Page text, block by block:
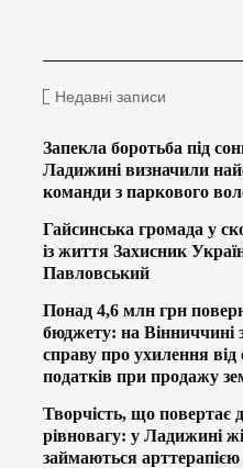
Недавні записи
Запекла боротьба під
Ладижині визначили
команди з паркового
Гайсинська громада у
із життя Захисник
Павловський
Понад 4,6 млн грн
бюджету: на Вінниччині
справу про ухилення від
податків при продажу
Творчість, що повертає
рівновагу: у Ладижині
займаються арттерапією